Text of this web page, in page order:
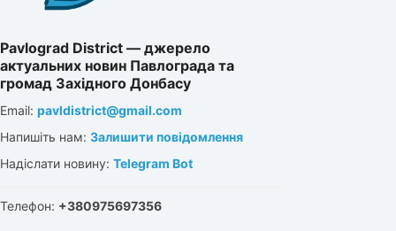
Pavlograd District — джерело
актуальних новин Павлограда та
громад Західного Донбасу
Email: pavldistrict@gmail.com
Напишіть нам: Залишити повідомлення
Надіслати новину: Telegram Bot
Телефон: +380975697356